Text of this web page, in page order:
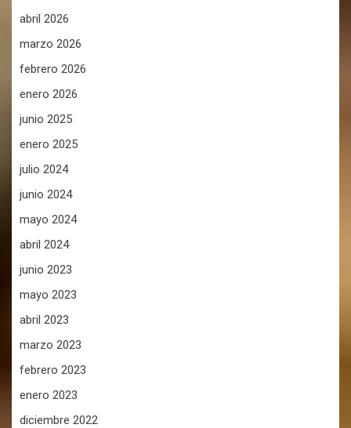
abril 2026
marzo 2026
febrero 2026
enero 2026
junio 2025
enero 2025
julio 2024
junio 2024
mayo 2024
abril 2024
junio 2023
mayo 2023
abril 2023
marzo 2023
febrero 2023
enero 2023
diciembre 2022